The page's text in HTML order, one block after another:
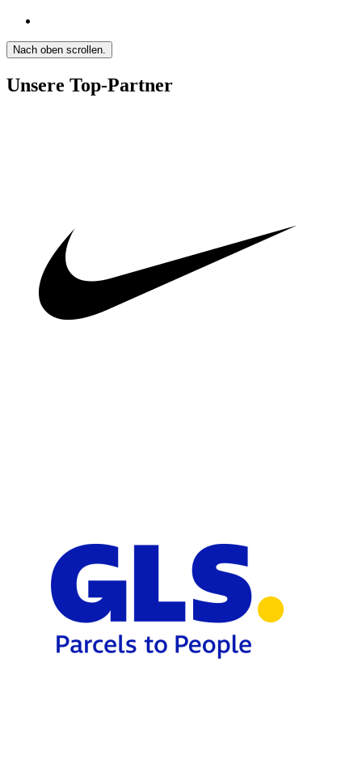
Nach oben scrollen.
Unsere Top-Partner